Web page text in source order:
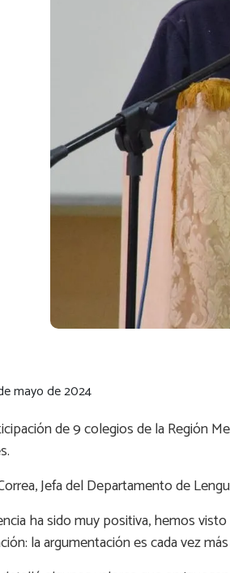
mayo de 2024
de 9 colegios de la Región
Jefa del Departamento de
ha sido muy positiva, hemos
la argumentación es cada vez